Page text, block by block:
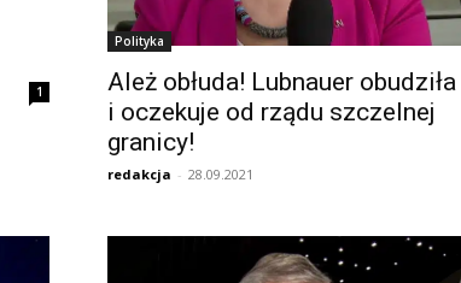
1
Polityka
Ależ obłuda! Lubnauer
i oczekuje od rządu szczelnej
granicy!
redakcja - 28.09.2021